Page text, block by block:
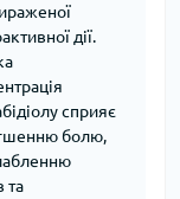
дії.
сприяє
болю,
та